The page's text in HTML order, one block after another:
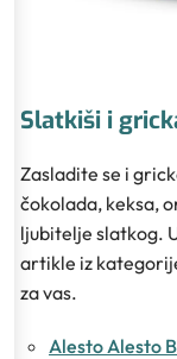
Slatkiši i
Zasladite se i
čokolada, keksa,
ljubitelje slatkog.
artikle iz
za vas.
Alesto Alesto